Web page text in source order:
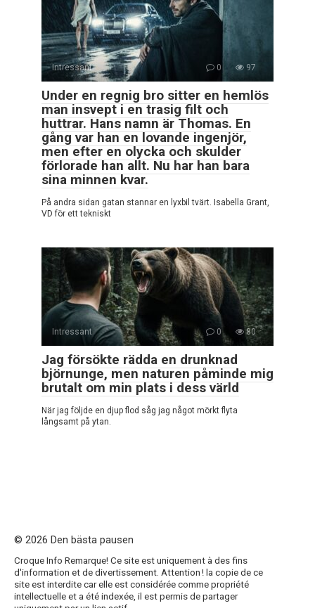
Intressant 0 97
Under en regnig bro sitter en hemlös
man insvept i en trasig filt och
huttrar. Hans namn är Thomas. En
gång var han en lovande ingenjör,
men efter en olycka och skulder
förlorade han allt. Nu har han bara
sina minnen kvar.
På andra sidan gatan stannar en lyxbil tvärt. Isabella Grant,
VD för ett tekniskt
Intressant 0 80
Jag försökte rädda en drunknad
björnunge, men naturen påminde mig
brutalt om min plats i dess värld
När jag följde en djup flod såg jag något mörkt flyta
långsamt på ytan.
© 2026 Den bästa pausen
Croque Info Remarque! Ce site est uniquement à des fins
d'information et de divertissement. Attention ! la copie de ce
site est interdite car elle est considérée comme propriété
intellectuelle et a été indexée, il est permis de partager